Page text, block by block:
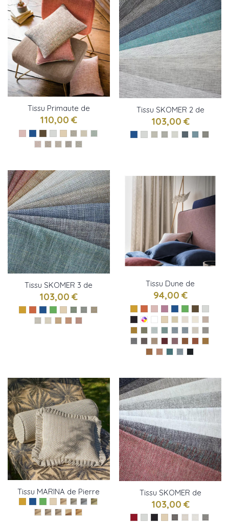
Tissu Primaute de
Casamace
110,00 €
Tissu SKOMER 2 de
Osborne & little
103,00 €
Tissu SKOMER 3 de
Osborne & little
103,00 €
Tissu Dune de
Casamance
94,00 €
Tissu MARINA de Pierre
Frey
Tissu SKOMER de
Osborne & little
103,00 €